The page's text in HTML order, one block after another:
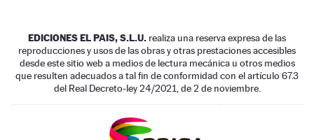
EDICIONES EL PAIS, S.L.U. realiza una reserva expresa de las
reproducciones y usos de las obras y otras prestaciones accesibles
desde este sitio web a medios de lectura mecánica u otros medios
que resulten adecuados a tal fin de conformidad con el artículo 67.3
del Real Decreto-ley 24/2021, de 2 de noviembre.